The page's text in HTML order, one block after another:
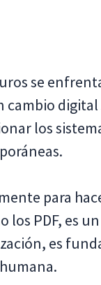
se
los
para
PDF, es
es